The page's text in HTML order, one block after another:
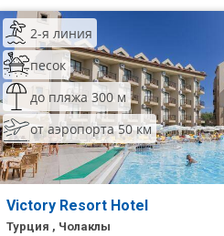
2-я линия
песок
до пляжа 300 м
от аэропорта 50 км
Victory Resort Hotel
Турция , Чолаклы